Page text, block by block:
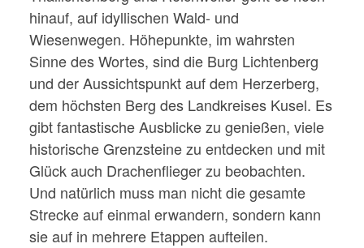
hinauf, auf idyllischen Wald- und
Wiesenwegen. Höhepunkte, im wahrsten
Sinne des Wortes, sind die Burg Lichtenberg
und der Aussichtspunkt auf dem Herzerberg,
dem höchsten Berg des Landkreises Kusel. Es
gibt fantastische Ausblicke zu genießen, viele
historische Grenzsteine zu entdecken und mit
Glück auch Drachenflieger zu beobachten.
Und natürlich muss man nicht die gesamte
Strecke auf einmal erwandern, sondern kann
sie auf in mehrere Etappen aufteilen.